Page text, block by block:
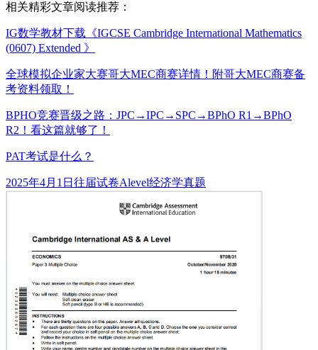
相关精彩文章阅读推荐：
IG数学教材下载《IGCSE Cambridge International Mathematics
(0607) Extended 》
全球模拟企业家大赛哥大MEC商赛详情！附哥大MEC商赛备
考资料领取！
BPHO竞赛晋级之路：JPC→IPC→SPC→BPhO R1→BPhO
R2！看这篇就够了！
PAT考试是什么？
发
2025年4月1日 分
往届试卷标
Alevel经济学真题